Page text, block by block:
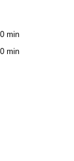
min
min